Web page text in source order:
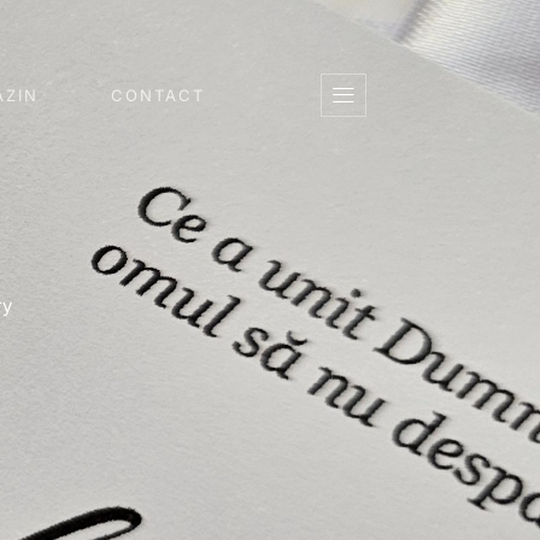
CONTACT